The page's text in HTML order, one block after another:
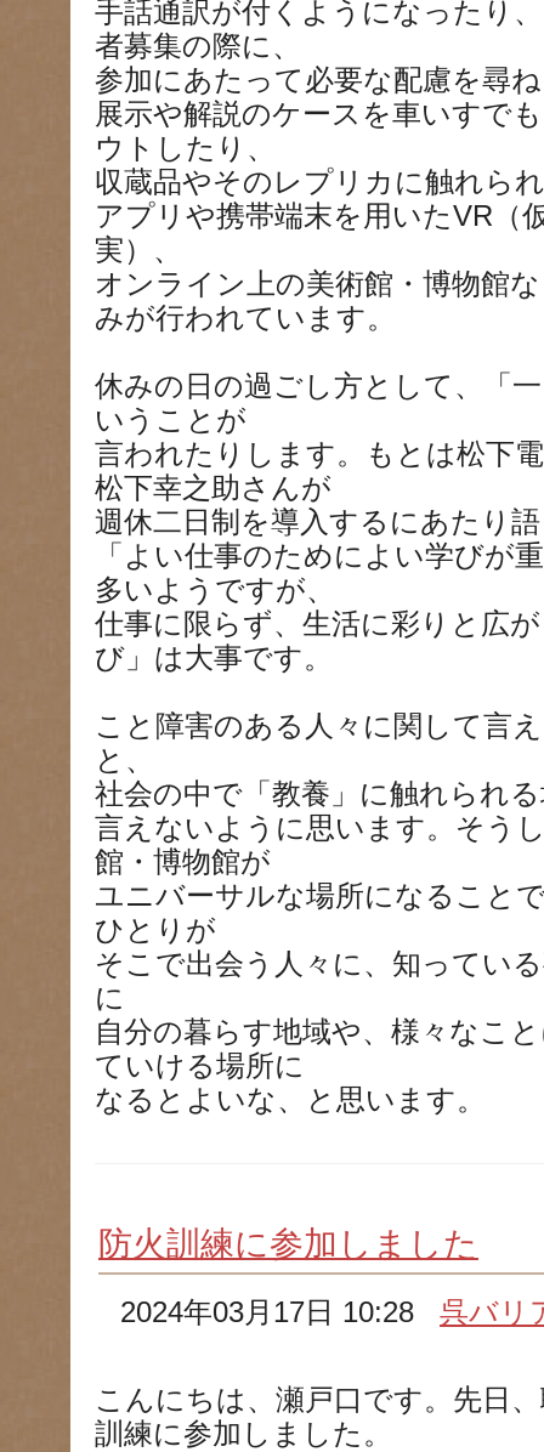
手話通訳が付くようになったり
者募集の際に、
参加にあたって必要な配慮を尋
展示や解説のケースを車いすで
ウトしたり、
収蔵品やそのレプリカに触れら
アプリや携帯端末を用いたVR（
実）、
オンライン上の美術館・博物館
みが行われています。
休みの日の過ごし方として、「
いうことが
言われたりします。もとは松下
松下幸之助さんが
週休二日制を導入するにあたり
「よい仕事のためによい学びが
多いようですが、
仕事に限らず、生活に彩りと広
び」は大事です。
こと障害のある人々に関して言
と、
社会の中で「教養」に触れられ
言えないように思います。そう
館・博物館が
ユニバーサルな場所になること
ひとりが
そこで出会う人々に、知ってい
に
自分の暮らす地域や、様々なこ
ていける場所に
なるとよいな、と思います。
防火訓練に参加しました
2024年03月17日 10:28呉バリ
こんにちは、瀬戸口です。先日
訓練に参加しました。